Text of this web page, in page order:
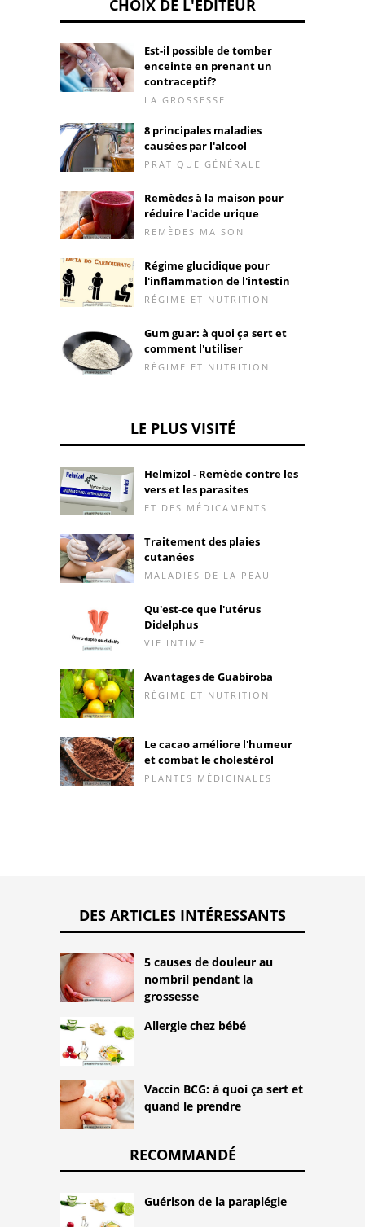
CHOIX DE L'ÉDITEUR
Est-il possible de tomber
enceinte en prenant un
contraceptif?
LA GROSSESSE
8 principales maladies
causées par l'alcool
PRATIQUE GÉNÉRALE
Remèdes à la maison pour
réduire l'acide urique
REMÈDES MAISON
Régime glucidique pour
l'inflammation de l'intestin
RÉGIME ET NUTRITION
Gum guar: à quoi ça sert et
comment l'utiliser
RÉGIME ET NUTRITION
LE PLUS VISITÉ
Helmizol - Remède contre les
vers et les parasites
ET DES MÉDICAMENTS
Traitement des plaies
cutanées
MALADIES DE LA PEAU
Qu'est-ce que l'utérus
Didelphus
VIE INTIME
Avantages de Guabiroba
RÉGIME ET NUTRITION
Le cacao améliore l'humeur
et combat le cholestérol
PLANTES MÉDICINALES
DES ARTICLES INTÉRESSANTS
5 causes de douleur au
nombril pendant la
grossesse
Allergie chez bébé
Vaccin BCG: à quoi ça sert et
quand le prendre
RECOMMANDÉ
Guérison de la paraplégie